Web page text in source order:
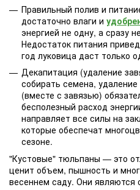
Правильный полив и
достаточно влаги и
энергией не одну, а сразу
Недостаток питания
год луковица даст только
Декапитация (удаление
собирать семена,
(вместе с завязью)
бесполезный расход
направляет все силы на
которые обеспечат
сезоне.
"Кустовые" тюльпаны — это
ценит объем, пышность и
весеннем саду. Они